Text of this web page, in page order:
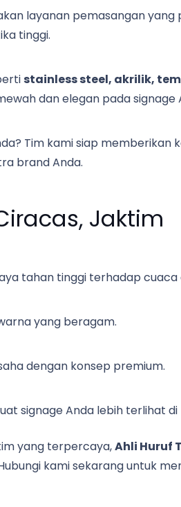
layanan pemasangan
tinggi.
stainless steel, akrilik,
dan elegan pada signage
Tim kami siap
brand Anda.
Jaktim
tahan tinggi terhadap cuaca
yang beragam.
dengan konsep premium.
signage Anda lebih terlihat di
yang terpercaya,Ahli Huruf
kami sekarang untuk